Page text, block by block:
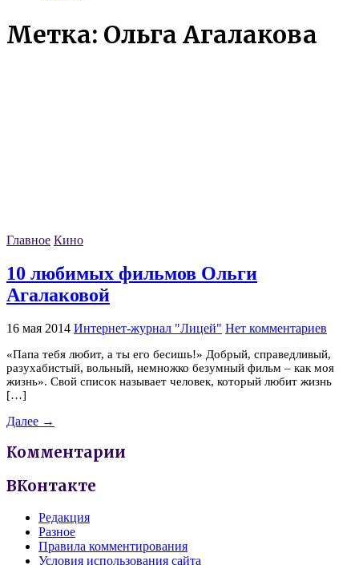
Метка: Ольга Агалакова
Главное Кино
10 любимых фильмов Ольги
Агалаковой
16 мая 2014 Интернет-журнал "Лицей" Нет комментариев
«Папа тебя любит, а ты его бесишь!» Добрый, справедливый,
разухабистый, вольный, немножко безумный фильм – как моя
жизнь». Свой список называет человек, который любит жизнь
[…]
Далее →
Комментарии
ВКонтакте
Редакция
Разное
Правила комментирования
Условия использования сайта